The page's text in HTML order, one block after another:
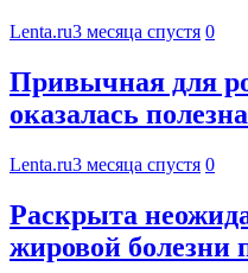
Lenta.ru3 месяца спустя 0
Привычная для
оказалась
Lenta.ru3 месяца спустя 0
Раскрыта
жировой болезни